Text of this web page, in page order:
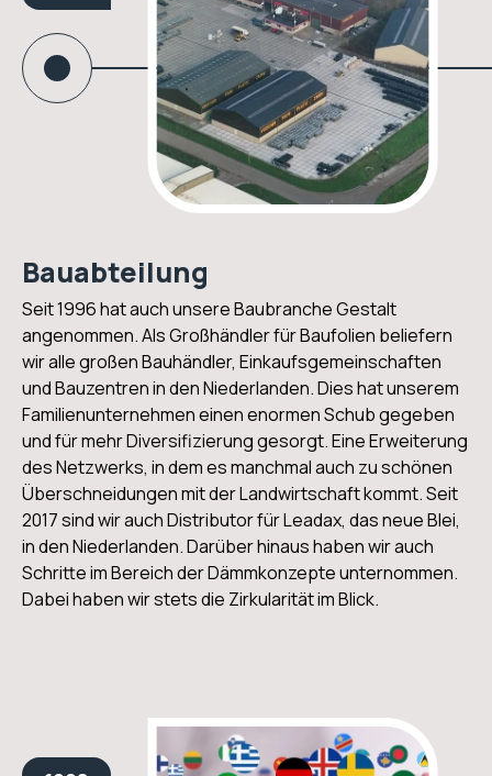
Bauabteilung
Seit 1996 hat auch unsere Baubranche Gestalt
angenommen. Als Großhändler für Baufolien beliefern
wir alle großen Bauhändler, Einkaufsgemeinschaften
und Bauzentren in den Niederlanden. Dies hat unserem
Familienunternehmen einen enormen Schub gegeben
und für mehr Diversifizierung gesorgt. Eine Erweiterung
des Netzwerks, in dem es manchmal auch zu schönen
Überschneidungen mit der Landwirtschaft kommt. Seit
2017 sind wir auch Distributor für Leadax, das neue Blei,
in den Niederlanden. Darüber hinaus haben wir auch
Schritte im Bereich der Dämmkonzepte unternommen.
Dabei haben wir stets die Zirkularität im Blick.